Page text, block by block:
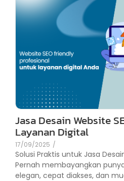
Jasa Desain Website
Layanan Digital
17/09/2025 /
Solusi Praktis untuk Jasa
Pernah membayangkan
elegan, cepat diakses, dan